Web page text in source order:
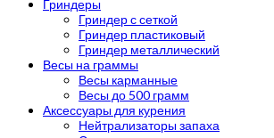
Гриндеры
Гриндер с сеткой
Гриндер пластиковый
Гриндер металлический
Весы на граммы
Весы карманные
Весы до 500 грамм
Аксессуары для курения
Нейтрализаторы запаха